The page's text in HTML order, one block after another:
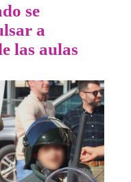
se
a
las aulas